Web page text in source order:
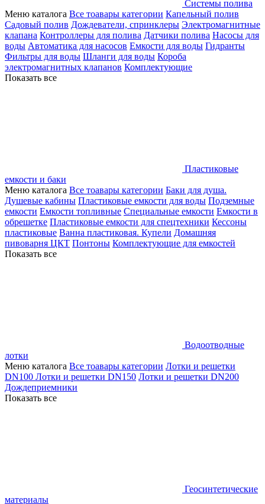
Системы полива
Меню каталога Все тоавары категории Капельный полив
Садовый полив Дождеватели, спринклеры Электромагнитные
клапана Контроллеры для полива Датчики полива Насосы для
воды Автоматика для насосов Емкости для воды Гидранты
Фильтры для воды Шланги для воды Короба
электромагнитных клапанов Комплектующие
Показать все
Пластиковые
емкости и баки
Меню каталога Все тоавары категории Баки для душа.
Душевые кабины Пластиковые емкости для воды Подземные
емкости Емкости топливные Специальные емкости Емкости в
обрешетке Пластиковые емкости для спецтехники Кессоны
пластиковые Ванна пластиковая. Купели Домашняя
пивоварня ЦКТ Понтоны Комплектующие для емкостей
Показать все
Водоотводные
лотки
Меню каталога Все тоавары категории Лотки и решетки
DN100 Лотки и решетки DN150 Лотки и решетки DN200
Дождеприемники
Показать все
Геосинтетические
материалы